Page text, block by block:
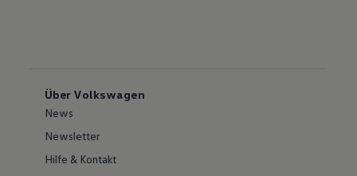
Über Volkswagen
News
Newsletter
Hilfe & Kontakt